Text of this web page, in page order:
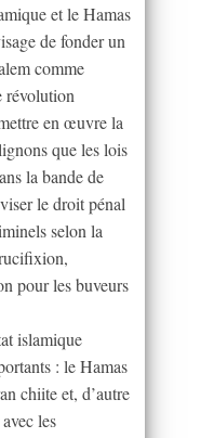
et le Hamas
de fonder un
comme
révolution
en œuvre la
que les lois
la bande de
le droit pénal
selon la
pour les buveurs
islamique
: le Hamas
chiite et, d’autre
les